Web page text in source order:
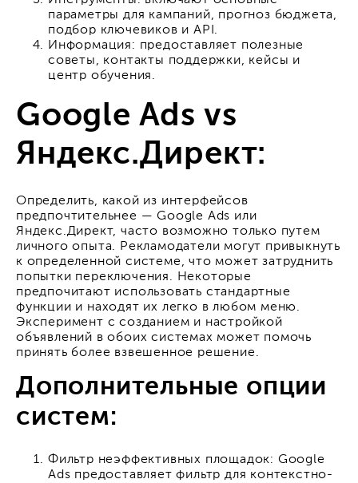
параметры для кампаний, прогноз бюджета,
подбор ключевиков и API.
Информация: предоставляет полезные
советы, контакты поддержки, кейсы и
центр обучения.
Google Ads vs
Яндекс.Директ:
Определить, какой из интерфейсов
предпочтительнее — Google Ads или
Яндекс.Директ, часто возможно только путем
личного опыта. Рекламодатели могут привыкнуть
к определенной системе, что может затруднить
попытки переключения. Некоторые
предпочитают использовать стандартные
функции и находят их легко в любом меню.
Эксперимент с созданием и настройкой
объявлений в обоих системах может помочь
принять более взвешенное решение.
Дополнительные опции
систем:
Фильтр неэффективных площадок: Google
Ads предоставляет фильтр для контекстно-